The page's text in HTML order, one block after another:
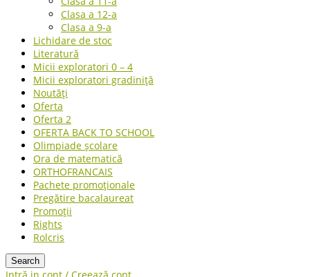
Clasa a 12-a
Clasa a 9-a
Lichidare de stoc
Literatură
Micii exploratori 0 – 4
Micii exploratori gradiniță
Noutăți
Oferta
Oferta 2
OFERTA BACK TO SCHOOL
Olimpiade școlare
Ora de matematică
ORTHOFRANCAIS
Pachete promoționale
Pregătire bacalaureat
Promoții
Rights
Rolcris
Search